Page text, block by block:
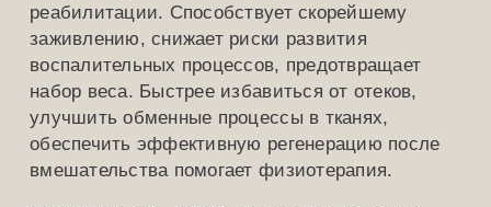
реабилитации. Способствует скорейшему
заживлению, снижает риски развития
воспалительных процессов, предотвращает
набор веса. Быстрее избавиться от отеков,
улучшить обменные процессы в тканях,
обеспечить эффективную регенерацию после
вмешательства помогает физиотерапия.